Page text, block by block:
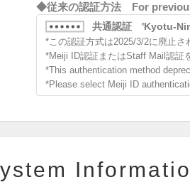
◆従来の認証方法 For
共通認証 'Kyotu-
*この認証方式は2025/3/2に廃止さ
*Meiji ID認証またはStaff Mail認証
*This authentication method
*Please select Meiji ID